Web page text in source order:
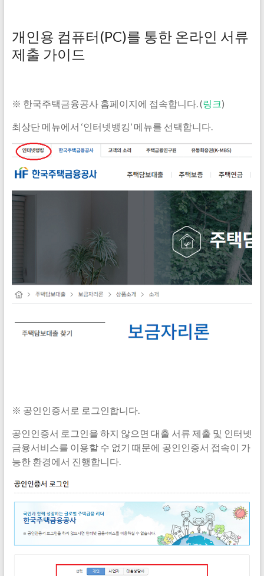
개인용 컴퓨터(PC)를 통한 온라인 서류
제출 가이드
※ 한국주택금융공사 홈페이지에 접속합니다. (링크)
최상단 메뉴에서 ‘인터넷뱅킹’ 메뉴를 선택합니다.
※ 공인인증서로 로그인합니다.
공인인증서 로그인을 하지 않으면 대출 서류 제출 및 인터넷
금융서비스를 이용할 수 없기 때문에 공인인증서 접속이 가
능한 환경에서 진행합니다.